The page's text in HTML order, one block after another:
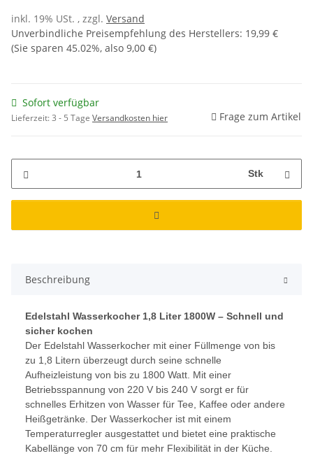
inkl. 19% USt. , zzgl. Versand
Unverbindliche Preisempfehlung des Herstellers: 19,99 €
(Sie sparen 45.02%, also 9,00 €)
Sofort verfügbar
Lieferzeit:3 - 5 Tage Versandkosten hier Frage zum Artikel
Stk
Beschreibung
Edelstahl Wasserkocher 1,8 Liter 1800W – Schnell und
sicher kochen
Der Edelstahl Wasserkocher mit einer Füllmenge von bis
zu 1,8 Litern überzeugt durch seine schnelle
Aufheizleistung von bis zu 1800 Watt. Mit einer
Betriebsspannung von 220 V bis 240 V sorgt er für
schnelles Erhitzen von Wasser für Tee, Kaffee oder andere
Heißgetränke. Der Wasserkocher ist mit einem
Temperaturregler ausgestattet und bietet eine praktische
Kabellänge von 70 cm für mehr Flexibilität in der Küche.